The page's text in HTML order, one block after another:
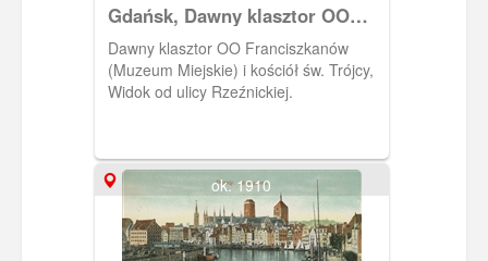
Gdańsk, Dawny klasztor OO
Franciszkanów (Muzeum
Miejskie)
Dawny klasztor OO Franciszkanów
(Muzeum Miejskie) i kościół św. Trójcy,
Widok od ulicy Rzeźnickiej.
ok. 1910